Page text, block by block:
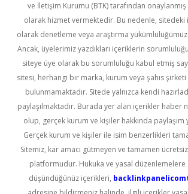
ve İletişim Kurumu (BTK) tarafından onaylanmış
olarak hizmet vermektedir. Bu nedenle,
olarak denetleme veya araştırma
Ancak, üyelerimiz yazdıkları içeriklerin
siteye üye olarak bu sorumluluğu kabul etmiş
sitesi, herhangi bir marka, kurum veya şahıs şirketi
bulunmamaktadır. Sitede yalnızca kendi
paylaşılmaktadır. Burada yer alan içerikler haber
olup, gerçek kurum ve kişiler hakkında paylaşım
Gerçek kurum ve kişiler ile isim benzerlikleri
Sitemiz, kar amacı gütmeyen ve tamamen
platformudur. Hukuka ve yasal düzenlemelere
düşündüğünüz içerikleri,